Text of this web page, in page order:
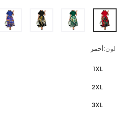
لون:أحمر
1XL
2XL
3XL